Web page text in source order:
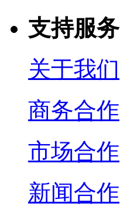
支持服务
关于我们
商务合作
市场合作
新闻合作